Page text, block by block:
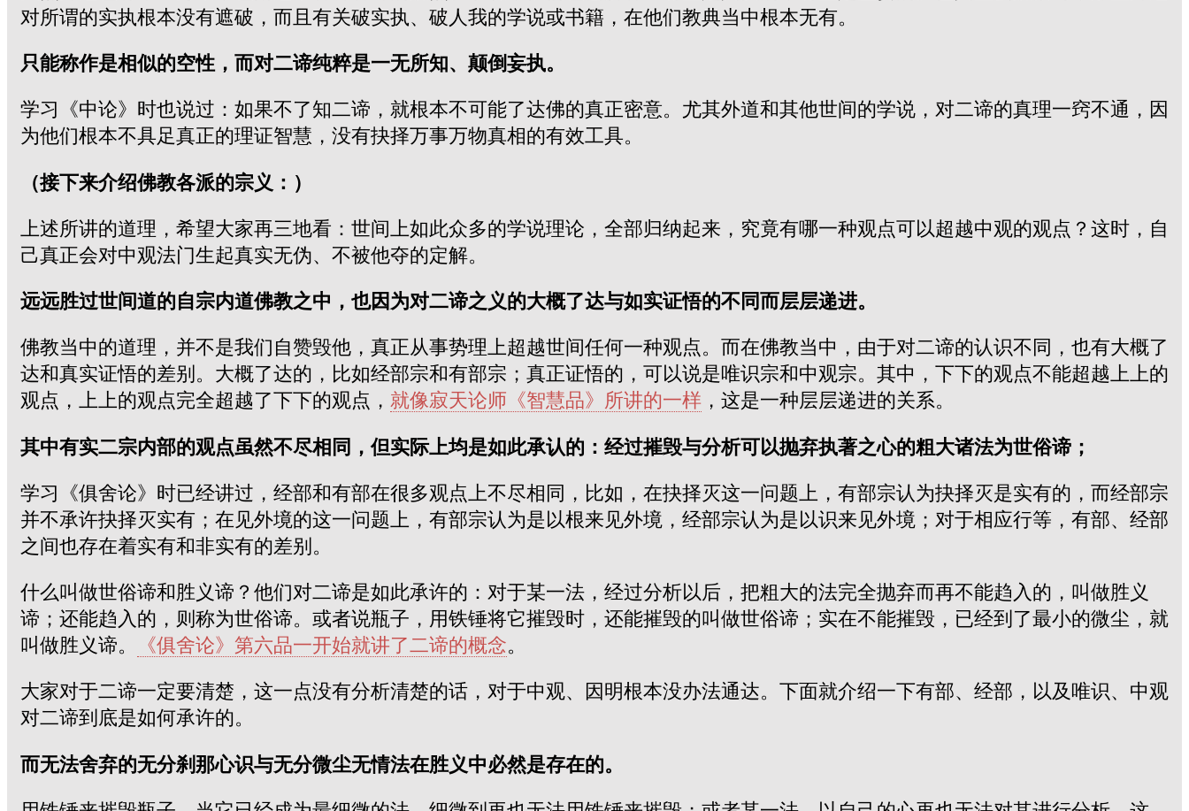
对所谓的实执根本没有遮破，而且有关破实执、破人我的学说或书籍，在他们教典当中根本无有。
只能称作是相似的空性，而对二谛纯粹是一无所知、颠倒妄执。
学习《中论》时也说过：如果不了知二谛，就根本不可能了达佛的真正密意。尤其外道和其他世间的学说，对二谛的真理一窍不通，因
为他们根本不具足真正的理证智慧，没有抉择万事万物真相的有效工具。
（接下来介绍佛教各派的宗义：）
上述所讲的道理，希望大家再三地看：世间上如此众多的学说理论，全部归纳起来，究竟有哪一种观点可以超越中观的观点？这时，自
己真正会对中观法门生起真实无伪、不被他夺的定解。
远远胜过世间道的自宗内道佛教之中，也因为对二谛之义的大概了达与如实证悟的不同而层层递进。
佛教当中的道理，并不是我们自赞毁他，真正从事势理上超越世间任何一种观点。而在佛教当中，由于对二谛的认识不同，也有大概了
达和真实证悟的差别。大概了达的，比如经部宗和有部宗；真正证悟的，可以说是唯识宗和中观宗。其中，下下的观点不能超越上上的
观点，上上的观点完全超越了下下的观点， 就像寂天论师《智慧品》所讲的一样 ，这是一种层层递进的关系。
其中有实二宗内部的观点虽然不尽相同，但实际上均是如此承认的：经过摧毁与分析可以抛弃执著之心的粗大诸法为世俗谛；
学习《俱舍论》时已经讲过，经部和有部在很多观点上不尽相同，比如，在抉择灭这一问题上，有部宗认为抉择灭是实有的，而经部宗
并不承许抉择灭实有；在见外境的这一问题上，有部宗认为是以根来见外境，经部宗认为是以识来见外境；对于相应行等，有部、经部
之间也存在着实有和非实有的差别。
什么叫做世俗谛和胜义谛？他们对二谛是如此承许的：对于某一法，经过分析以后，把粗大的法完全抛弃而再不能趋入的，叫做胜义
谛；还能趋入的，则称为世俗谛。或者说瓶子，用铁锤将它摧毁时，还能摧毁的叫做世俗谛；实在不能摧毁，已经到了最小的微尘，就
叫做胜义谛。
《俱舍论》第六品一开始就讲了二谛的概念。
大家对于二谛一定要清楚，这一点没有分析清楚的话，对于中观、因明根本没办法通达。下面就介绍一下有部、经部，以及唯识、中观
对二谛到底是如何承许的。
而无法舍弃的无分刹那心识与无分微尘无情法在胜义中必然是存在的。